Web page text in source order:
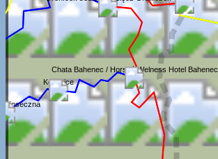
Chata Bahenec / Horský Welness Hotel Bahenec
Kotelnice
Pioseczna